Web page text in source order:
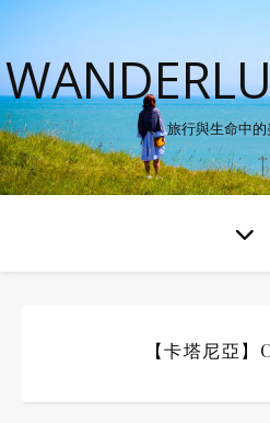
旅行與生命中
【卡塔尼亞】